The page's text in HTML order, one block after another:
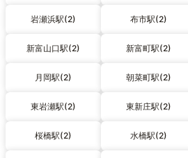
岩瀬浜駅(2) 布市駅(2)
新富山口駅(2) 新富町駅(2)
月岡駅(2) 朝菜町駅(2)
東岩瀬駅(2) 東新庄駅(2)
桜橋駅(2) 水橋駅(2)